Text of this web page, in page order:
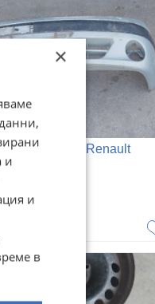
броня за Renault
1
Добрич
×
и
и
в